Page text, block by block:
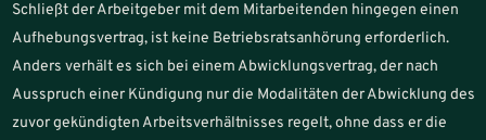
Schließt der Arbeitgeber mit dem Mitarbeitenden hingegen einen
Aufhebungsvertrag, ist keine Betriebsratsanhörung erforderlich.
Anders verhält es sich bei einem Abwicklungsvertrag, der nach
Ausspruch einer Kündigung nur die Modalitäten der Abwicklung des
zuvor gekündigten Arbeitsverhältnisses regelt, ohne dass er die